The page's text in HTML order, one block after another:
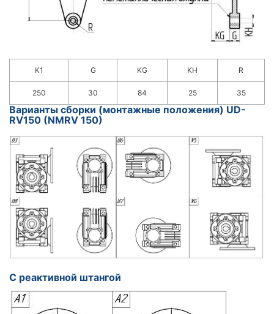
K1 G KG KH R
250 30 84 25 35
Варианты сборки (монтажные положения) UD-
RV150 (NMRV 150)
С реактивной штангой